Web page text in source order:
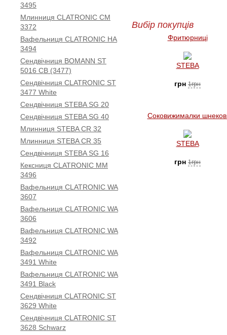
3495
Млинниця CLATRONIC CM
3372
Вафельниця CLATRONIC HA
3494
Сендвічниця BOMANN ST
5016 CB (3477)
Сендвічниця CLATRONIC ST
3477 White
Сендвічниця STEBA SG 20
Сендвічниця STEBA SG 40
Млинниця STEBA CR 32
Млинниця STEBA CR 35
Сендвічниця STEBA SG 16
Кексниця CLATRONIC МM
3496
Вафельниця CLATRONIC WA
3607
Вафельниця CLATRONIC WA
3606
Вафельниця CLATRONIC WA
3492
Вафельниця CLATRONIC WA
3491 White
Вафельниця CLATRONIC WA
3491 Black
Сендвічниця CLATRONIC ST
3629 White
Сендвічниця CLATRONIC ST
3628 Schwarz
Вибір покупців
Фритюрниці
STEBA
грн 1грн
Соковижималки
STEBA
грн 1грн